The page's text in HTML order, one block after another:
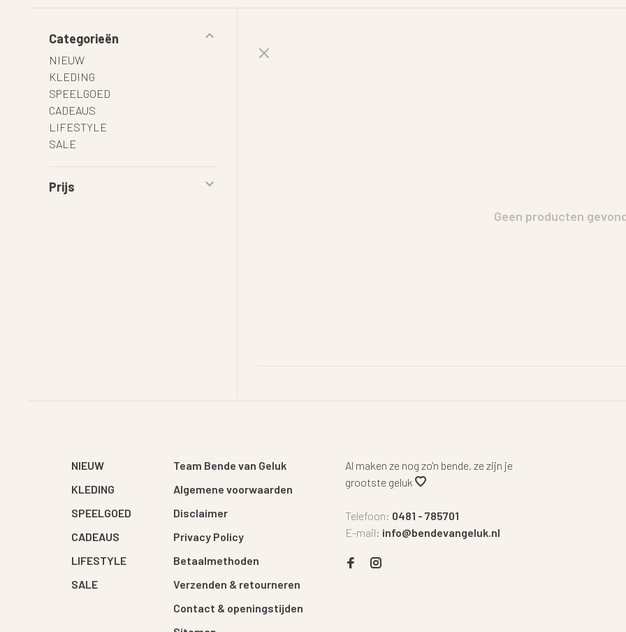
Categorieën
NIEUW
KLEDING
SPEELGOED
CADEAUS
LIFESTYLE
SALE
Prijs
Geen producten
NIEUW
KLEDING
SPEELGOED
CADEAUS
LIFESTYLE
SALE
Team Bende van Geluk
Algemene voorwaarden
Disclaimer
Privacy Policy
Betaalmethoden
Verzenden & retourneren
Contact & openingstijden
Al maken ze nog zo'n bende, ze zijn je
grootste geluk
Telefoon: 0481 - 785701
E-mail: info@bendevangeluk.nl